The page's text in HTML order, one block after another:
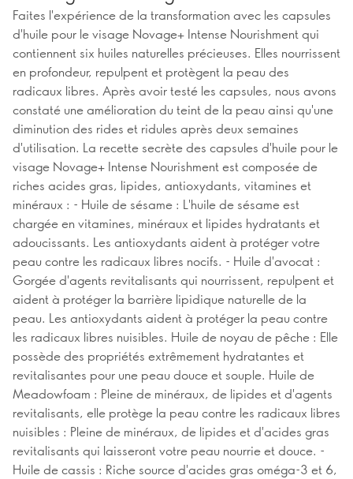
Faites l'expérience de la transformation avec les capsules
d'huile pour le visage Novage+ Intense Nourishment qui
contiennent six huiles naturelles précieuses. Elles nourrissent
en profondeur, repulpent et protègent la peau des
radicaux libres. Après avoir testé les capsules, nous avons
constaté une amélioration du teint de la peau ainsi qu'une
diminution des rides et ridules après deux semaines
d'utilisation. La recette secrète des capsules d'huile pour le
visage Novage+ Intense Nourishment est composée de
riches acides gras, lipides, antioxydants, vitamines et
minéraux : - Huile de sésame : L'huile de sésame est
chargée en vitamines, minéraux et lipides hydratants et
adoucissants. Les antioxydants aident à protéger votre
peau contre les radicaux libres nocifs. - Huile d'avocat :
Gorgée d'agents revitalisants qui nourrissent, repulpent et
aident à protéger la barrière lipidique naturelle de la
peau. Les antioxydants aident à protéger la peau contre
les radicaux libres nuisibles. Huile de noyau de pêche : Elle
possède des propriétés extrêmement hydratantes et
revitalisantes pour une peau douce et souple. Huile de
Meadowfoam : Pleine de minéraux, de lipides et d'agents
revitalisants, elle protège la peau contre les radicaux libres
nuisibles : Pleine de minéraux, de lipides et d'acides gras
revitalisants qui laisseront votre peau nourrie et douce. -
Huile de cassis : Riche source d'acides gras oméga-3 et 6,